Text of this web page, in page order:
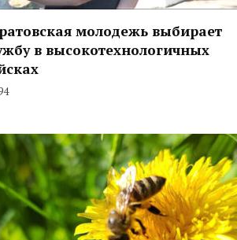
молодежь выбирает
в высокотехнологичных